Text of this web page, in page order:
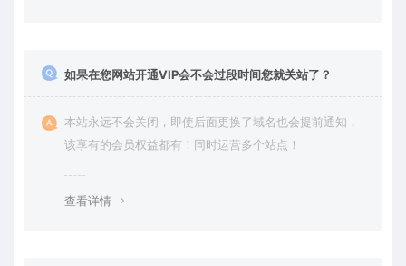
如果在您网站开通VIP会不会过段时间您就关站了？
本站永远不会关闭，即使后面更换了域名也会提前通知，
该享有的会员权益都有！同时运营多个站点！
查看详情